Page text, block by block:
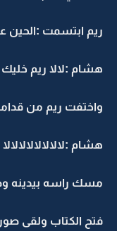
ريم ابتسمت :الحين
هشام :لالا ريم
واختفت ريم من
هشام :لالالالالالالالا
مسك راسه بيدينه
فتح الكتاب ولقى